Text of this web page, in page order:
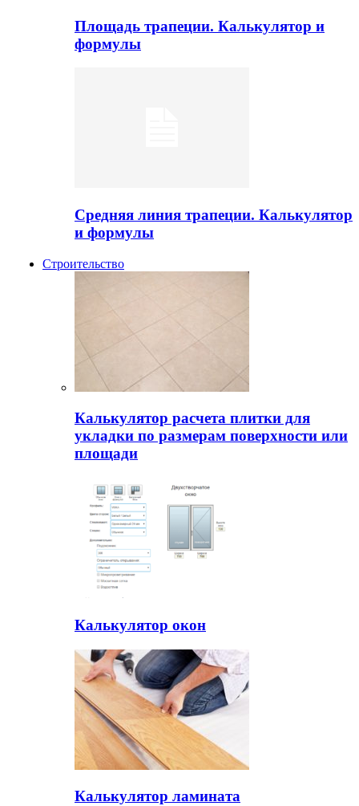
Площадь трапеции. Калькулятор и
формулы
Средняя линия трапеции. Калькулятор
и формулы
Строительство
Калькулятор расчета плитки для
укладки по размерам поверхности или
площади
Калькулятор окон
Калькулятор ламината